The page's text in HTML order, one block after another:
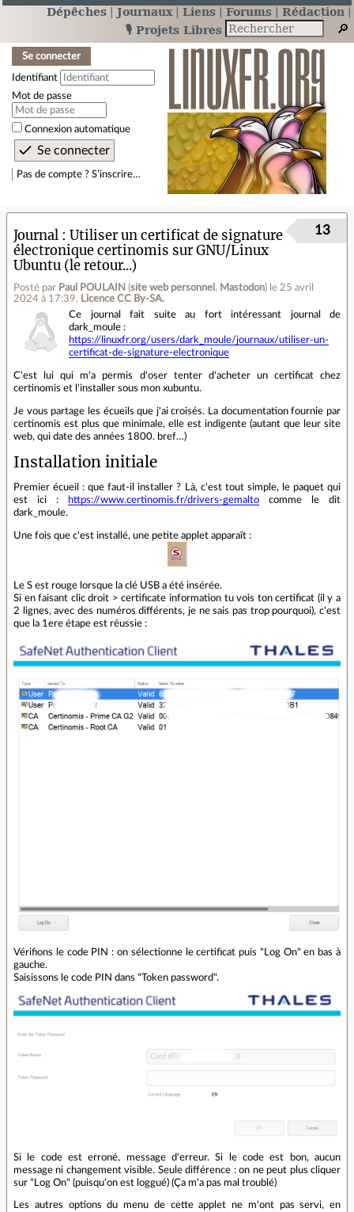
Dépêches Journaux Liens Forums
Rédaction
🎙️ Projets Libres
Se connecter
Identifiant
Mot de passe
Connexion automatique
Pas de compte ? S’inscrire…
Journal
Utiliser un certificat de signature
électronique certinomis sur GNU/Linux
Ubuntu (le retour...)
Posté par Paul POULAIN (site web personnel , Mastodon) le 25 avril
2024 à 17:39. Licence CC By‑SA.
13
Ce journal fait suite au fort intéressant journal de
dark_moule :
https://linuxfr.org/users/dark_moule/journaux/utiliser-un-
certificat-de-signature-electronique
C'est lui qui m'a permis d'oser tenter d'acheter un certificat chez
certinomis et l'installer sous mon xubuntu.
Je vous partage les écueils que j'ai croisés. La documentation fournie par
certinomis est plus que minimale, elle est indigente (autant que leur site
web, qui date des années 1800. bref…)
Installation initiale
Premier écueil : que faut-il installer ? Là, c'est tout simple, le paquet qui
est ici :
https://www.certinomis.fr/drivers-gemalto comme le dit
dark_moule.
Une fois que c'est installé, une petite applet apparaît :
Le S est rouge lorsque la clé USB a été insérée.
Si en faisant clic droit > certificate information tu vois ton certificat (il y a
2 lignes, avec des numéros différents, je ne sais pas trop pourquoi), c'est
que la 1ere étape est réussie :
Vérifions le code PIN : on sélectionne le certificat puis "Log On" en bas à
gauche.
Saisissons le code PIN dans "Token password".
Si le code est erroné, message d'erreur. Si le code est bon, aucun
message ni changement visible. Seule différence : on ne peut plus cliquer
sur "Log On" (puisqu'on est loggué) (Ça m'a pas mal troublé)
Les autres options du menu de cette applet ne m'ont pas servi, en